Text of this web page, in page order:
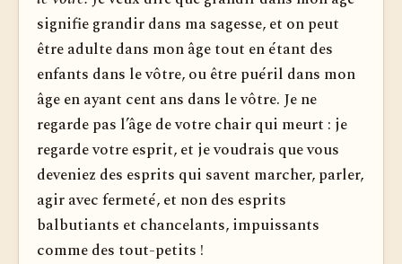
signifie grandir dans ma sagesse, et on peut
être adulte dans mon âge tout en étant des
enfants dans le vôtre, ou être puéril dans mon
âge en ayant cent ans dans le vôtre. Je ne
regarde pas l’âge de votre chair qui meurt : je
regarde votre esprit, et je voudrais que vous
deveniez des esprits qui savent marcher, parler,
agir avec fermeté, et non des esprits
balbutiants et chancelants, impuissants
comme des tout-petits !